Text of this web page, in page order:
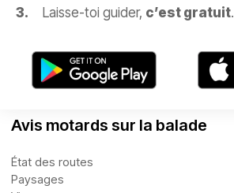
Laisse-toi guider, c’est gratuit.
Avis motards sur la balade
État des routes
Paysages